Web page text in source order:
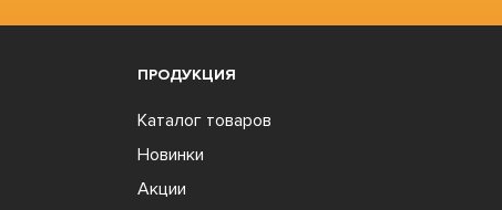
ПРОДУКЦИЯ
Каталог товаров
Новинки
Акции